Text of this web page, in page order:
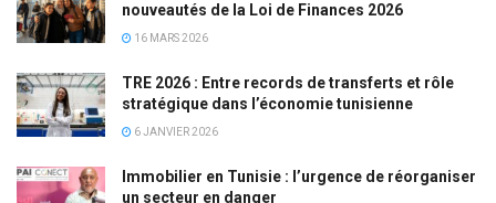
nouveautés de la Loi de Finances 2026
16 MARS 2026
TRE 2026 : Entre records de transferts et rôle
stratégique dans l’économie tunisienne
6 JANVIER 2026
Immobilier en Tunisie : l’urgence de réorganiser
un secteur en danger